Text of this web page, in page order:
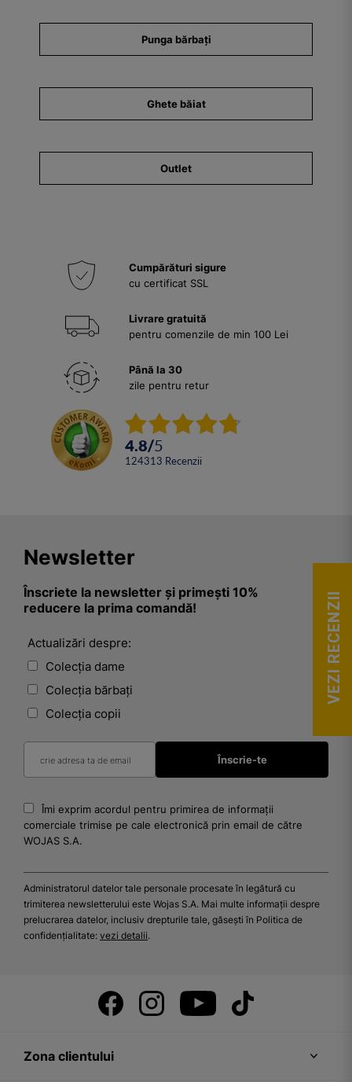
Punga bărbați
Ghete băiat
Outlet
Cumpărături sigure
cu certificat SSL
Livrare gratuită
pentru comenzile de min 100 Lei
Până la 30
zile pentru retur
4.8/5
124313 Recenzii
Newsletter
Înscriete la newsletter și primești 10%
reducere la prima comandă!
Actualizări despre:
Colecția dame
Colecția bărbați
Colecția copii
Îmi exprim acordul pentru primirea de informații
comerciale trimise pe cale electronică prin email de către
WOJAS S.A.
Administratorul datelor tale personale procesate în legătură cu
trimiterea newsletterului este Wojas S.A. Mai multe informații despre
prelucrarea datelor, inclusiv drepturile tale, găsești în Politica de
confidențialitate: vezi detalii.
Zona clientului
VEZI RECENZII